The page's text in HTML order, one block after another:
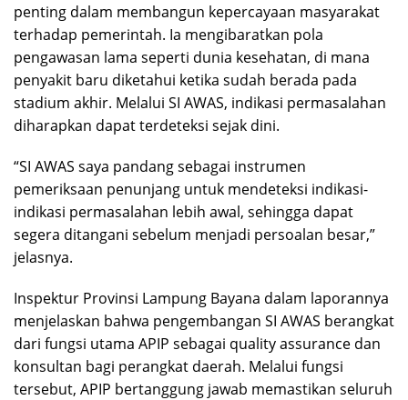
penting dalam membangun kepercayaan masyarakat
terhadap pemerintah. Ia mengibaratkan pola
pengawasan lama seperti dunia kesehatan, di mana
penyakit baru diketahui ketika sudah berada pada
stadium akhir. Melalui SI AWAS, indikasi permasalahan
diharapkan dapat terdeteksi sejak dini.
“SI AWAS saya pandang sebagai instrumen
pemeriksaan penunjang untuk mendeteksi indikasi-
indikasi permasalahan lebih awal, sehingga dapat
segera ditangani sebelum menjadi persoalan besar,”
jelasnya.
Inspektur Provinsi Lampung Bayana dalam laporannya
menjelaskan bahwa pengembangan SI AWAS berangkat
dari fungsi utama APIP sebagai quality assurance dan
konsultan bagi perangkat daerah. Melalui fungsi
tersebut, APIP bertanggung jawab memastikan seluruh